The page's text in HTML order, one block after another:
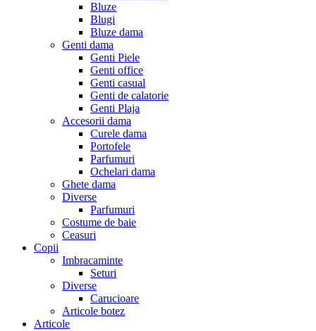
Bluze
Blugi
Bluze dama
Genti dama
Genti Piele
Genti office
Genti casual
Genti de calatorie
Genti Plaja
Accesorii dama
Curele dama
Portofele
Parfumuri
Ochelari dama
Ghete dama
Diverse
Parfumuri
Costume de baie
Ceasuri
Copii
Imbracaminte
Seturi
Diverse
Carucioare
Articole botez
Articole